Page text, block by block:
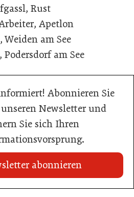
Rust
Apetlon
Weiden am See
am See
Abonnieren Sie
Newsletter und
Sie sich Ihren
abonnieren